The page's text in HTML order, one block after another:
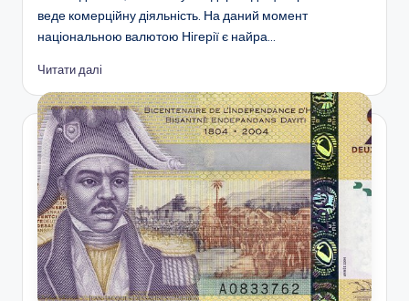
веде комерційну діяльність. На даний момент
національною валютою Нігерії є найра…
Читати далі